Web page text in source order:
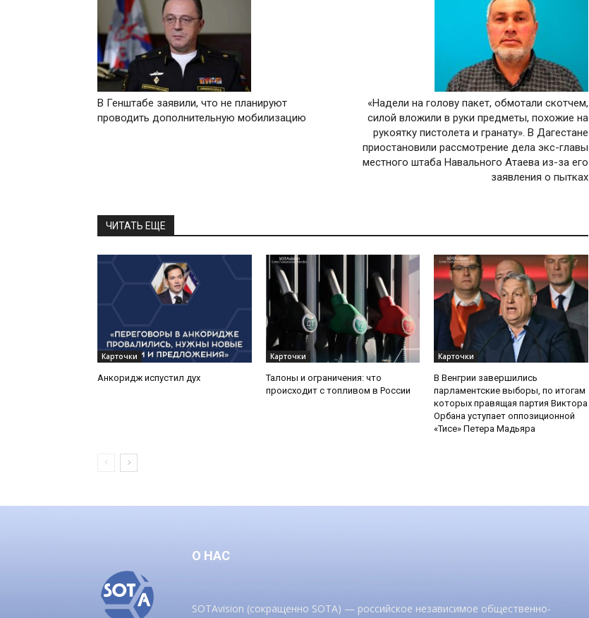
В Генштабе заявили, что не планируют
проводить дополнительную мобилизацию
«Надели на голову пакет, обмотали скотчем,
силой вложили в руки предметы, похожие на
рукоятку пистолета и гранату». В Дагестане
приостановили рассмотрение дела экс-главы
местного штаба Навального Атаева из-за его
заявления о пытках
ЧИТАТЬ ЕЩЕ
Карточки
Анкоридж испустил дух
Карточки
Талоны и ограничения: что
происходит с топливом в России
Карточки
В Венгрии завершились
парламентские выборы, по итогам
которых правящая партия Виктора
Орбана уступает оппозиционной
«Тисе» Петера Мадьяра
О НАС
SOTAvision (сокращенно SOTA) — российское независимое общественно-